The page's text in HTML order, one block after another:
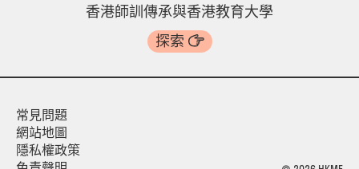
香港師訓傳承與香港教育大學
探索
常見問題
網站地圖
隱私權政策